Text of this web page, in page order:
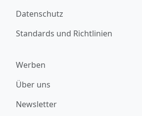
Datenschutz
Standards und Richtlinien
Werben
Über uns
Newsletter